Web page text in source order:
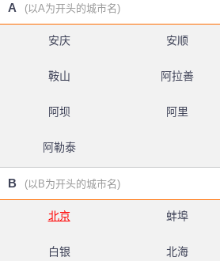
A (以A为开头的城市名)
安庆 安顺
鞍山 阿拉善
阿坝 阿里
阿勒泰
B (以B为开头的城市名)
北京 蚌埠
白银 北海